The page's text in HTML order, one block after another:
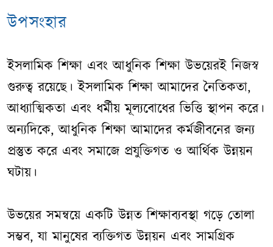
উপসংহার
ইসলামিক শিক্ষা এবং আধুনিক শিক্ষা উভয়েরই নিজস্ব
গুরুত্ব রয়েছে। ইসলামিক শিক্ষা আমাদের নৈতিকতা,
আধ্যাত্মিকতা এবং ধর্মীয় মূল্যবোধের ভিত্তি স্থাপন করে।
অন্যদিকে, আধুনিক শিক্ষা আমাদের কর্মজীবনের জন্য
প্রস্তুত করে এবং সমাজে প্রযুক্তিগত ও আর্থিক উন্নয়ন
ঘটায়।
উভয়ের সমন্বয়ে একটি উন্নত শিক্ষাব্যবস্থা গড়ে তোলা
সম্ভব, যা মানুষের ব্যক্তিগত উন্নয়ন এবং সামগ্রিক